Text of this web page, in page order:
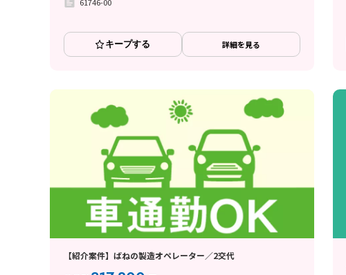
キープする 詳細を見る
【紹介案件】ばねの製造オペレーター／2交代